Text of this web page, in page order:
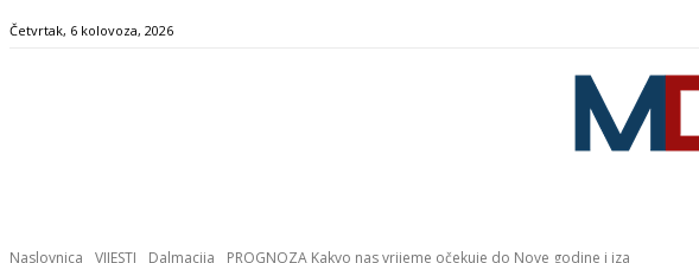
Četvrtak, 6 kolovoza, 2026
Naslovnica VIJESTI Dalmacija PROGNOZA Kakvo nas vrijeme očekuje do Nove godine i iza